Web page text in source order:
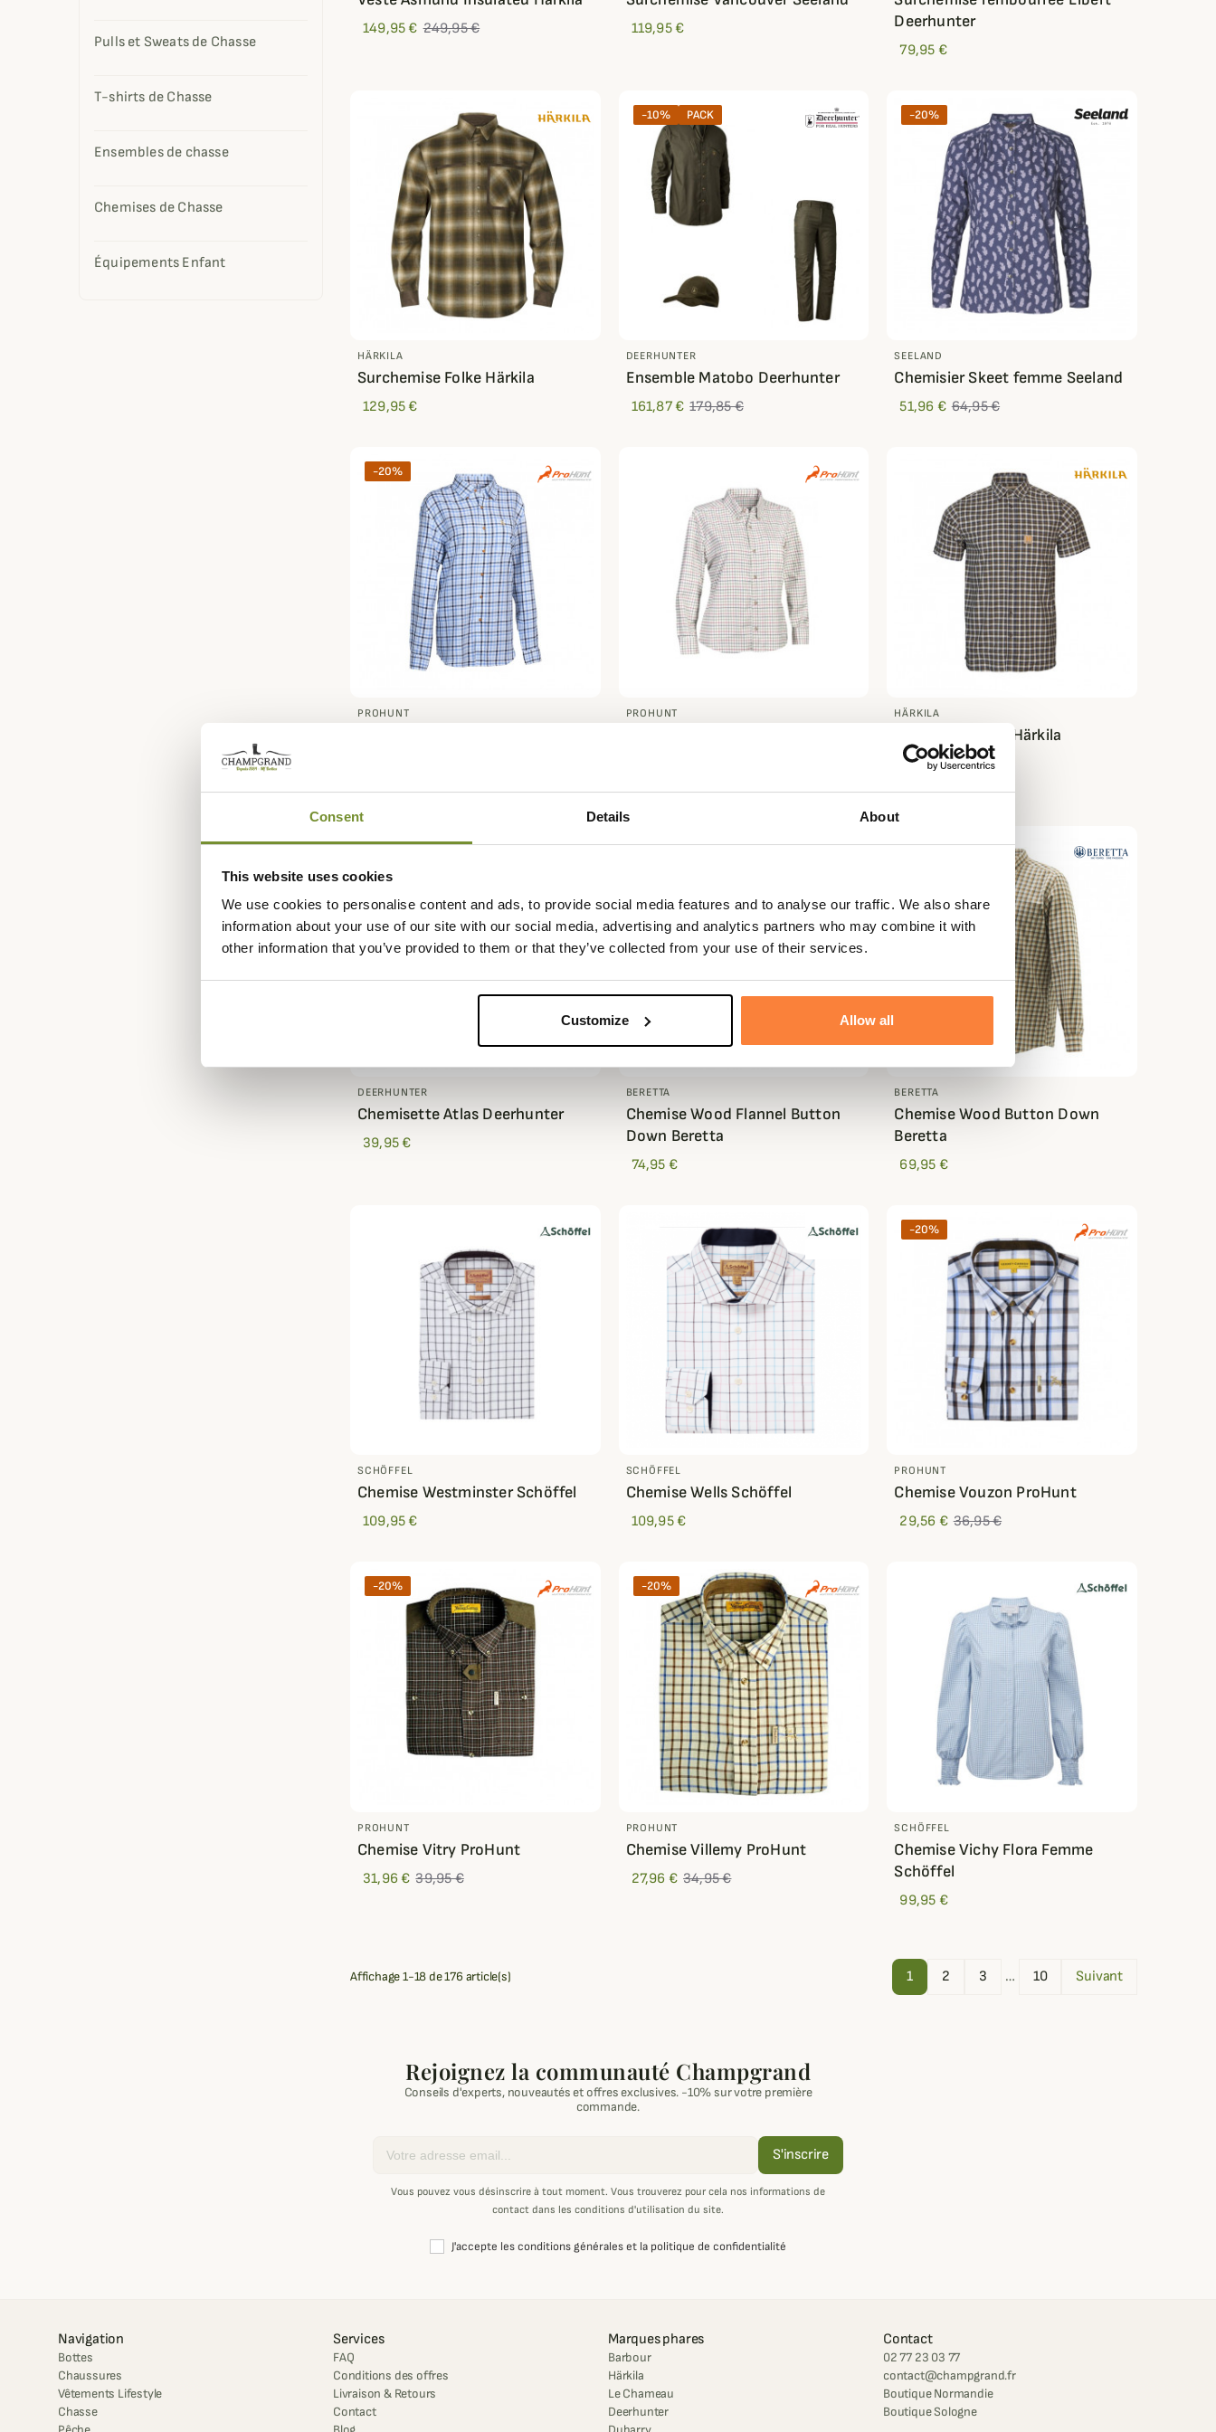
Consent Details About
This website uses cookies
We use cookies to personalise content and ads, to provide social media features and to analyse our traffic. We also share
information about your use of our site with our social media, advertising and analytics partners who may combine it with
other information that you’ve provided to them or that they’ve collected from your use of their services.
Customize Allow all
Pulls et Sweats de Chasse
T-shirts de Chasse
Ensembles de chasse
Chemises de Chasse
Équipements Enfant
149,95 € 249,95 € 119,95 €
Deerhunter
79,95 €
HÄRKILA
Surchemise Folke Härkila
129,95 €
-10% PACK
DEERHUNTER
Ensemble Matobo Deerhunter
161,87 € 179,85 €
-20%
SEELAND
Chemisier Skeet femme Seeland
51,96 € 64,95 €
-20%
PROHUNT PROHUNT HÄRKILA
Chemisette Fjell Härkila
59,95 €
DEERHUNTER
Chemisette Atlas Deerhunter
39,95 €
BERETTA
Chemise Wood Flannel Button
Down Beretta
74,95 €
BERETTA
Chemise Wood Button Down
Beretta
69,95 €
SCHÖFFEL
Chemise Westminster Schöffel
109,95 €
SCHÖFFEL
Chemise Wells Schöffel
109,95 €
-20%
PROHUNT
Chemise Vouzon ProHunt
29,56 € 36,95 €
-20%
PROHUNT
Chemise Vitry ProHunt
31,96 € 39,95 €
-20%
PROHUNT
Chemise Villemy ProHunt
27,96 € 34,95 €
SCHÖFFEL
Chemise Vichy Flora Femme
Schöffel
99,95 €
Affichage 1-18 de 176 article(s) 1 2 3 … 10 Suivant
Rejoignez la communauté Champgrand
Conseils d'experts, nouveautés et offres exclusives. -10% sur votre première
commande.
S'inscrire
Vous pouvez vous désinscrire à tout moment. Vous trouverez pour cela nos informations de
contact dans les conditions d'utilisation du site.
J'accepte les conditions générales et la politique de confidentialité
Navigation
Bottes
Chaussures
Vêtements Lifestyle
Chasse
Services
FAQ
Conditions des offres
Livraison & Retours
Contact
Marques phares
Barbour
Härkila
Le Chameau
Deerhunter
Contact
02 77 23 03 77
contact@champgrand.fr
Boutique Normandie
Boutique Sologne